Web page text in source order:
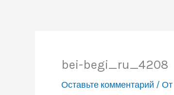
bei-begi_ru_4208
Оставьте комментарий / От